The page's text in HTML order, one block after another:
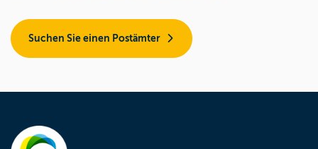
Suchen Sie einen Postämter